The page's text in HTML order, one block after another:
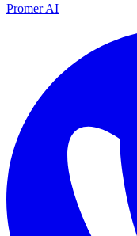
Promer AI